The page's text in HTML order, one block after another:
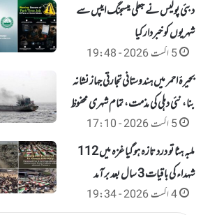
دبئی پولیس نے جعلی میسجنگ ایپس سے
شہریوں کو خبردار کیا
5 اگست 2026 - 19:48
بحیرۂ احمر میں ہندوستانی تجارتی جہاز نشانہ
بنا، نئی دہلی کی مذمت، تمام شہری محفوظ
5 اگست 2026 - 17:10
ملبہ ہٹا تو درد تازہ ہوگیا غزہ میں 112
شہداء کی باقیات 3 سال بعد برآمد
4 اگست 2026 - 19:34